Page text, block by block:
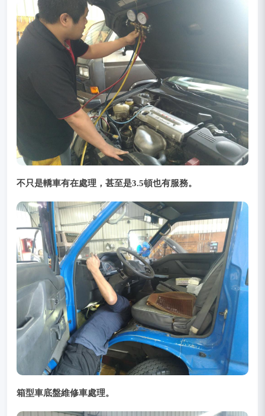
不只是轎車有在處理，甚至是3.5頓也有服務。
箱型車底盤維修車處理。